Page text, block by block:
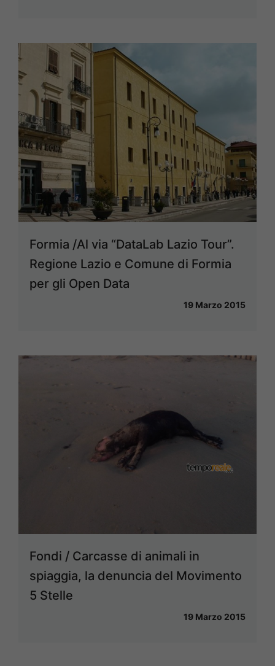
Formia /Al via “DataLab Lazio Tour”.
Regione Lazio e Comune di Formia
per gli Open Data
19 Marzo 2015
Fondi / Carcasse di animali in
spiaggia, la denuncia del Movimento
5 Stelle
19 Marzo 2015